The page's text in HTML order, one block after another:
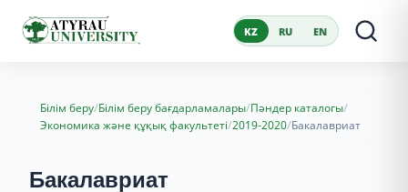
KZ RU EN
Білім беру/Білім беру бағдарламалары/Пәндер каталогы/
Экономика және құқық факультеті/2019-2020/Бакалавриат
Бакалавриат